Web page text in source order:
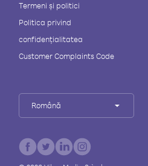
Termeni și politici
Politica privind
confidențialitatea
Customer Complaints Code
Română